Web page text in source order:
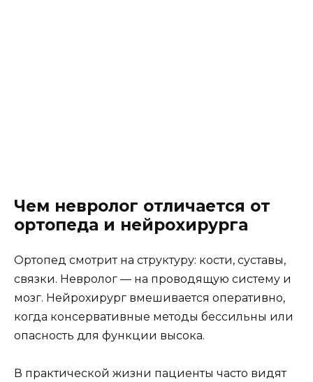
Чем невролог отличается от
ортопеда и нейрохирурга
Ортопед смотрит на структуру: кости, суставы,
связки. Невролог — на проводящую систему и
мозг. Нейрохирург вмешивается оперативно,
когда консервативные методы бессильны или
опасность для функции высока.
В практической жизни пациенты часто видят